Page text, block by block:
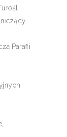
Parafii